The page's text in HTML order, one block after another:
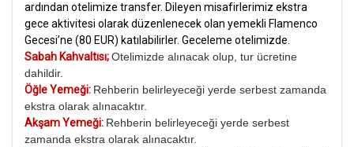
ardından otelimize transfer. Dileyen misafirlerimiz ekstra
gece aktivitesi olarak düzenlenecek olan yemekli Flamenco
Gecesi’ne (80 EUR) katılabilirler. Geceleme otelimizde.
Sabah Kahvaltısı;Otelimizde alınacak olup, tur ücretine
dahildir.
Öğle Yemeği: Rehberin belirleyeceği yerde serbest zamanda
ekstra olarak alınacaktır.
Akşam Yemeği: Rehberin belirleyeceği yerde serbest
zamanda ekstra olarak alınacaktır.